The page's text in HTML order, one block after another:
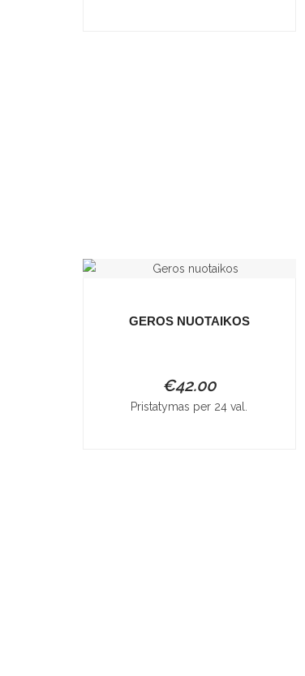
GEROS NUOTAIKOS
€42.00
Pristatymas per 24 val.